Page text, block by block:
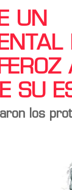
UN
SU
los